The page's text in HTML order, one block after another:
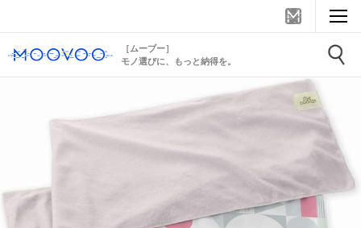
［ムーブー］
モノ選びに、もっと納得を。